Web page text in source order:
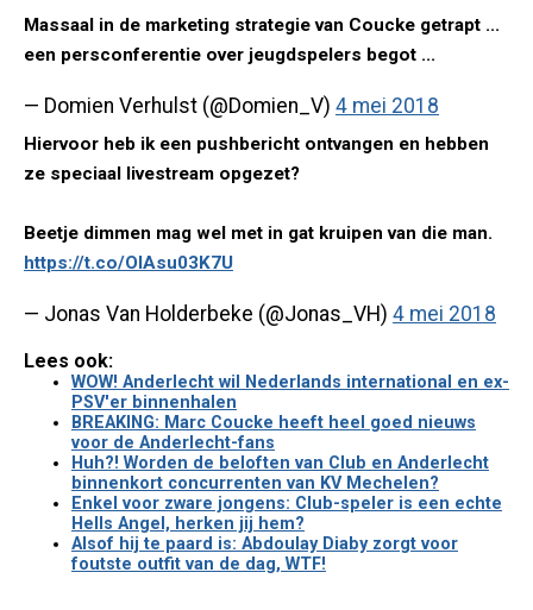
Massaal in de marketing strategie van Coucke getrapt ...
een persconferentie over jeugdspelers begot ...
— Domien Verhulst (@Domien_V) 4 mei 2018
Hiervoor heb ik een pushbericht ontvangen en hebben
ze speciaal livestream opgezet?
Beetje dimmen mag wel met in gat kruipen van die man.
https://t.co/OIAsu03K7U
— Jonas Van Holderbeke (@Jonas_VH) 4 mei 2018
Lees ook:
WOW! Anderlecht wil Nederlands international en ex-
PSV'er binnenhalen
BREAKING: Marc Coucke heeft heel goed nieuws
voor de Anderlecht-fans
Huh?! Worden de beloften van Club en Anderlecht
binnenkort concurrenten van KV Mechelen?
Enkel voor zware jongens: Club-speler is een echte
Hells Angel, herken jij hem?
Alsof hij te paard is: Abdoulay Diaby zorgt voor
foutste outfit van de dag, WTF!